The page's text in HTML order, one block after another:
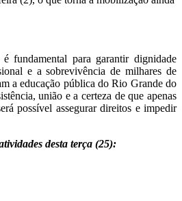
fundamental para garantir dignidade
e a sobrevivência de milhares de
a educação pública do Rio Grande do
união e a certeza de que apenas
possível assegurar direitos e impedir
desta terça (25):